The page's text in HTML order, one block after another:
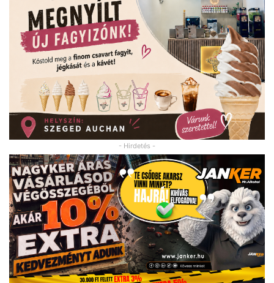
- Hirdetés -